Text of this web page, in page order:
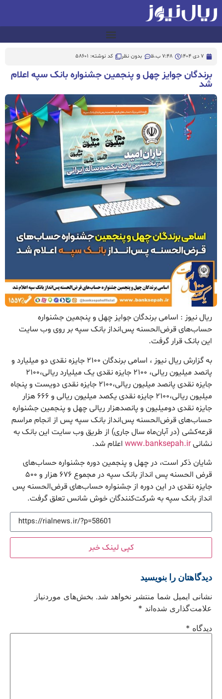
7 دی 1404 7:48 ب.ظ بدون نظر کد نوشته: 58601
برندگان جوایز چهل و پنجمین جشنواره بانک سپه اعلام
شد
ریال نیوز : اسامی برندگان جوایز چهل و پنجمین جشنواره
حساب‌های قرض‌الحسنه پس‌انداز بانک سپه بر روی وب سایت
این بانک قرار گرفت.
به گزارش ریال نیوز ، اسامی برندگان ۲۱۰۰ جایزه نقدی دو میلیارد و
پانصد میلیون ریالی، ۲۱۰۰ جایزه نقدی یک میلیارد ریالی،۲۱۰۰
جایزه نقدی پانصد میلیون ریالی،۲۱۰۰ جایزه نقدی دویست و پنجاه
میلیون ریالی،۲۱۰۰ جایزه نقدی یکصد میلیون ریالی و ۶۶۶ هزار
جایزه نقدی دومیلیون و پانصدهزار ریالی چهل و پنجمین جشنواره
حساب‌های‌ قرض‌الحسنه‌ ‌پس‌انداز بانک ‌سپه پس از انجام مراسم
قرعه‌کشی (در آبان‌ماه سال جاری) از طریق وب سایت این بانک به
نشانیwww.banksepah.ir اعلام شد.
شایان ذکر است، در چهل و پنجمین دوره جشنواره حساب‌های
قرض الحسنه پس انداز بانک سپه در مجموع ۶۷۶ هزار و ۵۰۰
جایزه نقدی در این دوره از جشنواره حساب‌های قرض‌الحسنه پس
انداز بانک سپه به شرکت‌کنندگان خوش شانس تعلق گرفت.
کپی لینک خبر
دیدگاهتان را بنویسید
نشانی ایمیل شما منتشر نخواهد شد. بخش‌های موردنیاز
علامت‌گذاری شده‌اند *
دیدگاه *